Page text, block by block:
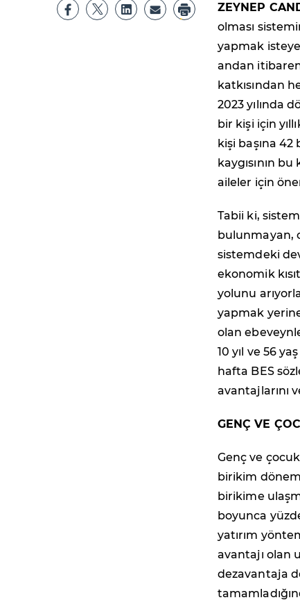
ZEYNEP
olması
yapmak
andan
katkısından
2023 yılında
bir kişi için
kişi başına
kaygısının
aileler için
Tabii ki,
bulunmayan,
sistemdeki
ekonomik
yolunu
yapmak
olan
10 yıl ve 56
hafta BES
avantajlarını
GENÇ VE
Genç ve
birikim
birikime
boyunca
yatırım
avantajı olan
dezavantaja